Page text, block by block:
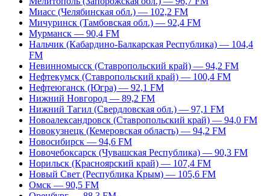
Миасс (Челябинская обл.) — 102,2 FM
Мичуринск (Тамбовская обл.) — 92,4 FM
Мурманск — 90,4 FM
Нальчик (Кабардино-Балкарская Республика) — 104,4
FM
Невинномысск (Ставропольский край) — 94,2 FM
Нефтекумск (Ставропольский край) — 100,4 FM
Нефтеюганск (Югра) — 92,1 FM
Нижний Новгород — 89,2 FM
Нижний Тагил (Свердловская обл.) — 97,1 FM
Новоалександровск (Ставропольский край) — 94,0 FM
Новокузнецк (Кемеровская область) — 94,2 FM
Новосибирск — 94,6 FM
Новочебоксарск (Чувашская Республика) — 90,3 FM
Норильск (Красноярский край) — 107,4 FM
Новый Свет (Республика Крым) — 105,6 FM
Омск — 90,5 FM